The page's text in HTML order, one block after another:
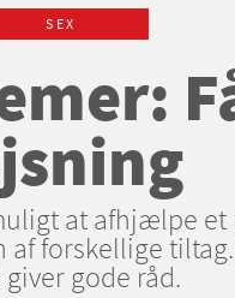
SEX
at afhjælpe et
forskellige
giver gode råd.